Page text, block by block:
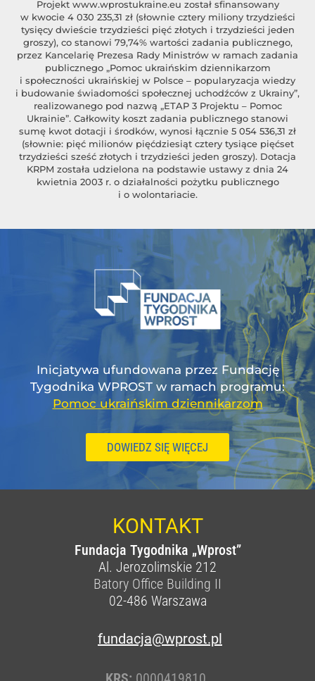
Projekt www.wprostukraine.eu został sfinansowany
w kwocie 4 030 235,31 zł (słownie cztery miliony trzydzieści
tysięcy dwieście trzydzieści pięć złotych i trzydzieści jeden
groszy), co stanowi 79,74% wartości zadania publicznego,
przez Kancelarię Prezesa Rady Ministrów w ramach zadania
publicznego „Pomoc ukraińskim dziennikarzom
i społeczności ukraińskiej w Polsce – popularyzacja wiedzy
i budowanie świadomości społecznej uchodźców z Ukrainy”,
realizowanego pod nazwą „ETAP 3 Projektu – Pomoc
Ukrainie”. Całkowity koszt zadania publicznego stanowi
sumę kwot dotacji i środków, wynosi łącznie 5 054 536,31 zł
(słownie: pięć milionów pięćdziesiąt cztery tysiące pięćset
trzydzieści sześć złotych i trzydzieści jeden groszy). Dotacja
KRPM została udzielona na podstawie ustawy z dnia 24
kwietnia 2003 r. o działalności pożytku publicznego
i o wolontariacie.
Inicjatywa ufundowana przez Fundację
Tygodnika WPROST w ramach programu:
Pomoc ukraińskim dziennikarzom
DOWIEDZ SIĘ WIĘCEJ
KONTAKT
Fundacja Tygodnika „Wprost”
Al. Jerozolimskie 212
Batory Office Building II
02-486 Warszawa
fundacja@wprost.pl